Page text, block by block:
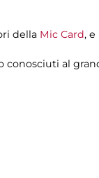
della Mic Card, e
conosciuti al